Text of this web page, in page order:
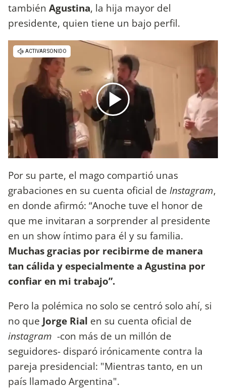
también Agustina, la hija mayor del
presidente, quien tiene un bajo perfil.
Por su parte, el mago compartió unas
grabaciones en su cuenta oficial de Instagram,
en donde afirmó: “Anoche tuve el honor de
que me invitaran a sorprender al presidente
en un show íntimo para él y su familia.
Muchas gracias por recibirme de manera
tan cálida y especialmente a Agustina por
confiar en mi trabajo”.
Pero la polémica no solo se centró solo ahí, si
no que Jorge Rial en su cuenta oficial de
instagram -con más de un millón de
seguidores- disparó irónicamente contra la
pareja presidencial: "Mientras tanto, en un
país llamado Argentina".